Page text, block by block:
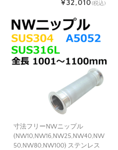
¥32,010(税込)
寸法フリーNWニップル
(NW10,NW16,NW25,NW40,NW
50,NW80,NW100) ステンレス